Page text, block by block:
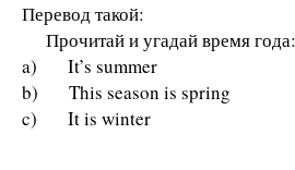
Перевод такой:
Прочитай и угадай время года:
a) It’s summer
b) This season is spring
c) It is winter